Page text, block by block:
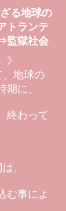
る地球の
トランテ
監獄社会
》
地球の
に、
終わって
、
む事によ